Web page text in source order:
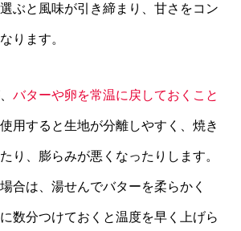
ぶと風味が引き締まり、甘さをコン
ります。
バターや卵を常温に戻しておくこと
用すると生地が分離しやすく、焼き
り、膨らみが悪くなったりします。
合は、湯せんでバターを柔らかく
数分つけておくと温度を早く上げら